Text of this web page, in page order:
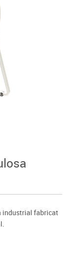
industrial fabricat